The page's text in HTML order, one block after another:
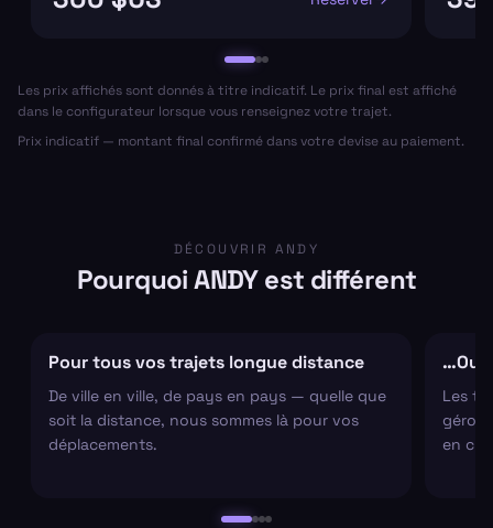
Les prix affichés sont donnés à titre indicatif. Le prix final est affiché
dans le configurateur lorsque vous renseignez votre trajet.
Prix indicatif — montant final confirmé dans votre devise au paiement.
DÉCOUVRIR ANDY
Pourquoi ANDY est différent
Pour tous vos trajets longue distance
De ville en ville, de pays en pays — quelle que
soit la distance, nous sommes là pour vos
déplacements.
…Ou
Les
en